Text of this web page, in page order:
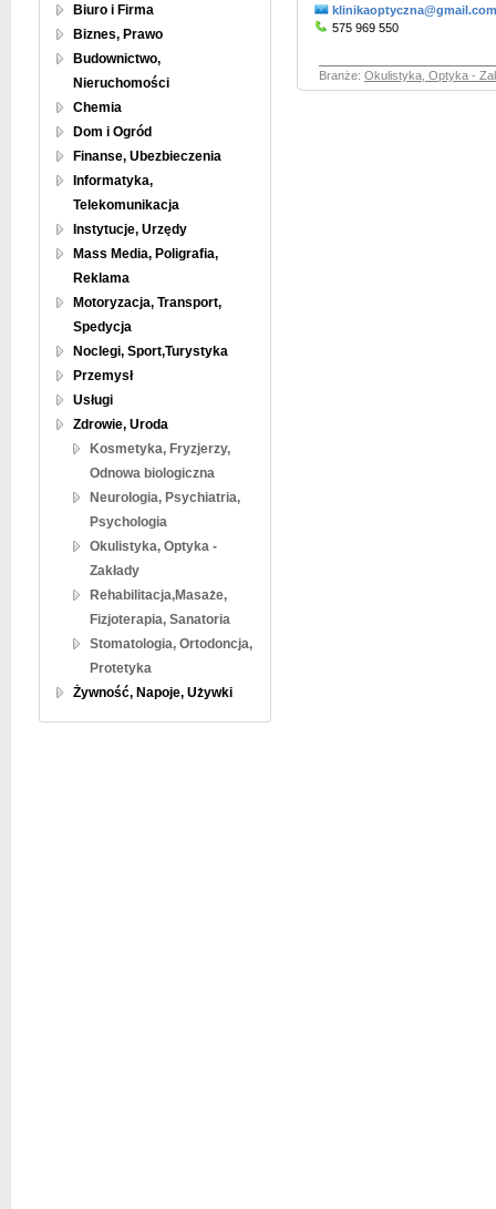
Biuro i Firma
Biznes, Prawo
Budownictwo,
Nieruchomości
Chemia
Dom i Ogród
Finanse, Ubezbieczenia
Informatyka,
Telekomunikacja
Instytucje, Urzędy
Mass Media, Poligrafia,
Reklama
Motoryzacja, Transport,
Spedycja
Noclegi, Sport,Turystyka
Przemysł
Usługi
Zdrowie, Uroda
Kosmetyka, Fryzjerzy,
Odnowa biologiczna
Neurologia, Psychiatria,
Psychologia
Okulistyka, Optyka -
Zakłady
Rehabilitacja,Masaże,
Fizjoterapia, Sanatoria
Stomatologia, Ortodoncja,
Protetyka
Żywność, Napoje, Używki
klinikaoptyczna@gmail.com
575 969 550
Branże: Okulistyka, Optyka -